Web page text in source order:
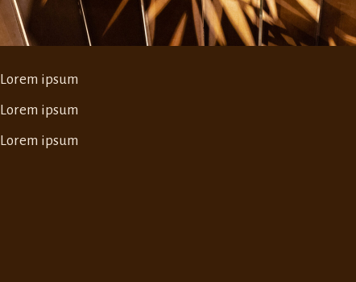
Lorem ipsum
Lorem ipsum
Lorem ipsum